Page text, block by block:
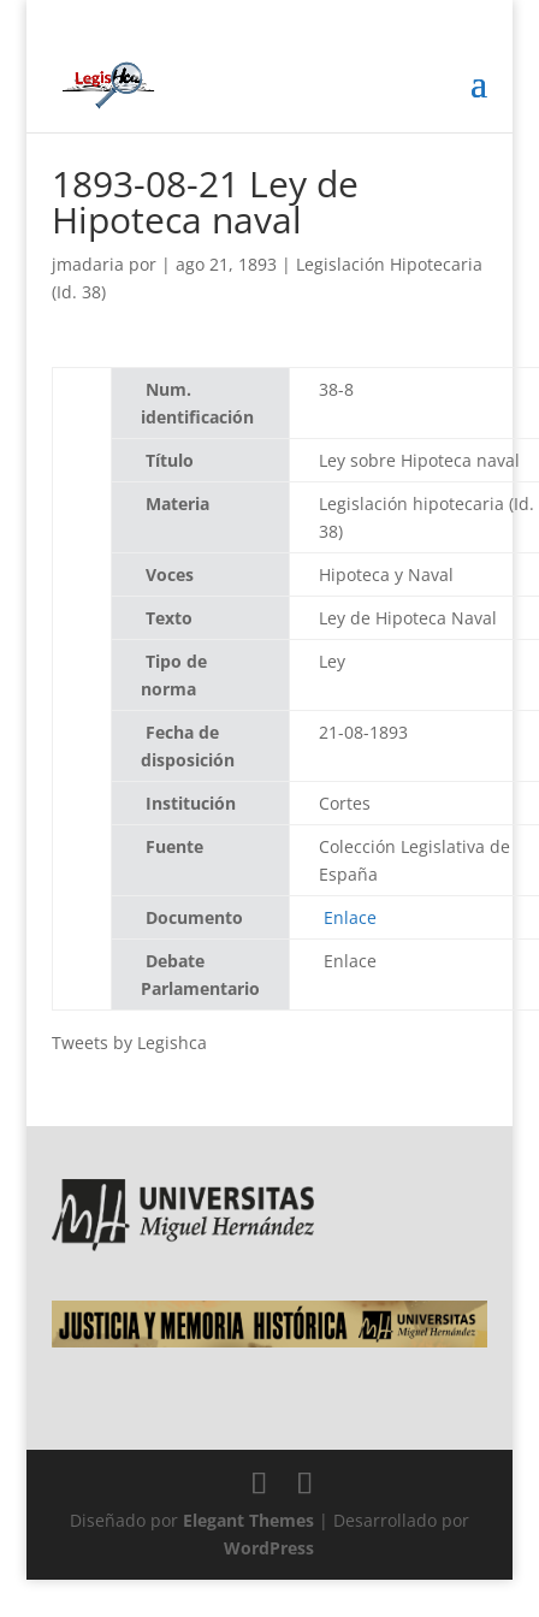
1893-08-21 Ley de
Hipoteca naval
jmadaria por | ago 21, 1893 | Legislación Hipotecaria
(Id. 38)
Num.
identificación
38-8
Título
Ley sobre Hipoteca naval
Materia
Legislación hipotecaria (Id.
38)
Voces
Hipoteca y Naval
Texto
Ley de Hipoteca Naval
Tipo de
norma
Ley
Fecha de
disposición
21-08-1893
Institución
Cortes
Fuente
Colección Legislativa de
España
Documento
Enlace
Debate
Parlamentario
Enlace
Tweets by Legishca
Diseñado por Elegant Themes| Desarrollado por
WordPress